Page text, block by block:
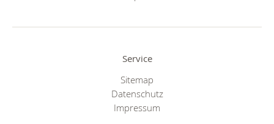
Service
Sitemap
Datenschutz
Impressum